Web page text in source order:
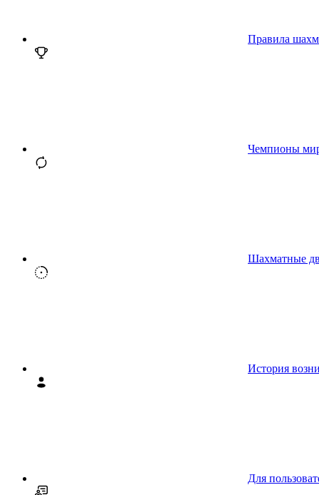
Правила
Чемпионы
Шахматные
История
Для